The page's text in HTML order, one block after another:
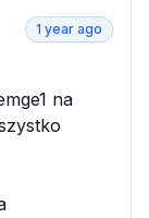
1 year ago
na